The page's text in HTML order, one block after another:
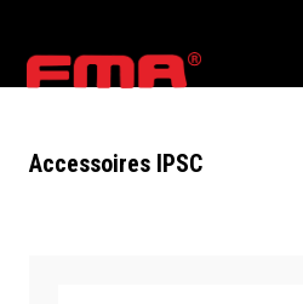
Accessoires IPSC